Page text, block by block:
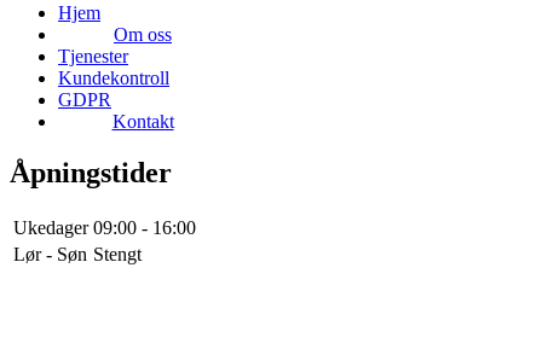
Hjem
Om oss
Tjenester
Kundekontroll
GDPR
Kontakt
Åpningstider
Ukedager 09:00 - 16:00
Lør - Søn Stengt